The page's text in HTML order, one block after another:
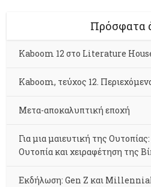
Πρόσφατα
Kaboom 12 στο Literature
Kaboom, τεύχος 12.
Μετα-αποκαλυπτική εποχή
Για μια μαιευτική της Ουτοπίας:
Ουτοπία και χειραφέτηση της
Εκδήλωση: Gen Z και